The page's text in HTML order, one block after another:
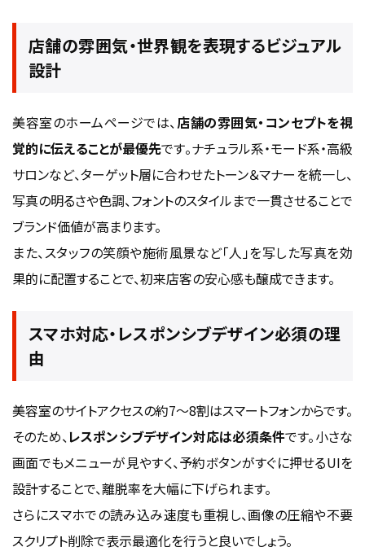
店舗の雰囲気・世界観を表現するビジュアル
設計
美容室のホームページでは、店舗の雰囲気・コンセプトを視
覚的に伝えることが最優先です。ナチュラル系・モード系・高級
サロンなど、ターゲット層に合わせたトーン＆マナーを統一し、
写真の明るさや色調、フォントのスタイルまで一貫させることで
ブランド価値が高まります。
また、スタッフの笑顔や施術風景など「人」を写した写真を効
果的に配置することで、初来店客の安心感も醸成できます。
スマホ対応・レスポンシブデザイン必須の理
由
美容室のサイトアクセスの約7〜8割はスマートフォンからです。
そのため、レスポンシブデザイン対応は必須条件です。小さな
画面でもメニューが見やすく、予約ボタンがすぐに押せるUIを
設計することで、離脱率を大幅に下げられます。
さらにスマホでの読み込み速度も重視し、画像の圧縮や不要
スクリプト削除で表示最適化を行うと良いでしょう。